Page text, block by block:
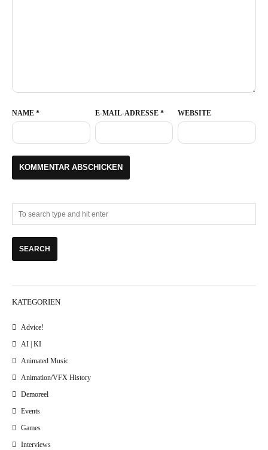
NAME * E-MAIL-ADRESSE * WEBSITE
KATEGORIEN
Advice!
AI | KI
Animated Music
Animation/VFX History
Demoreel
Events
Games
Interviews